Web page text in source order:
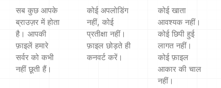
सब कुछ आपके
ब्राउज़र में होता
है। आपकी
फ़ाइलें हमारे
सर्वर को कभी
नहीं छूती हैं।
कोई अपलोडिंग
नहीं, कोई
प्रतीक्षा नहीं।
फ़ाइल छोड़ते ही
कनवर्ट करें।
कोई खाता
आवश्यक नहीं।
कोई छिपी हुई
लागत नहीं।
कोई फ़ाइल
आकार की चाल
नहीं।